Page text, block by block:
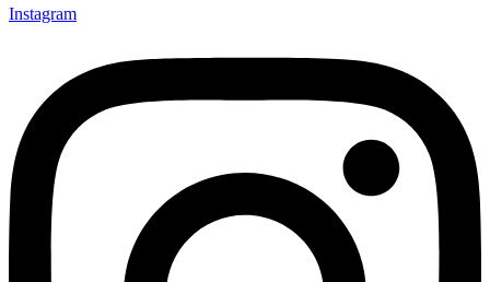
Instagram